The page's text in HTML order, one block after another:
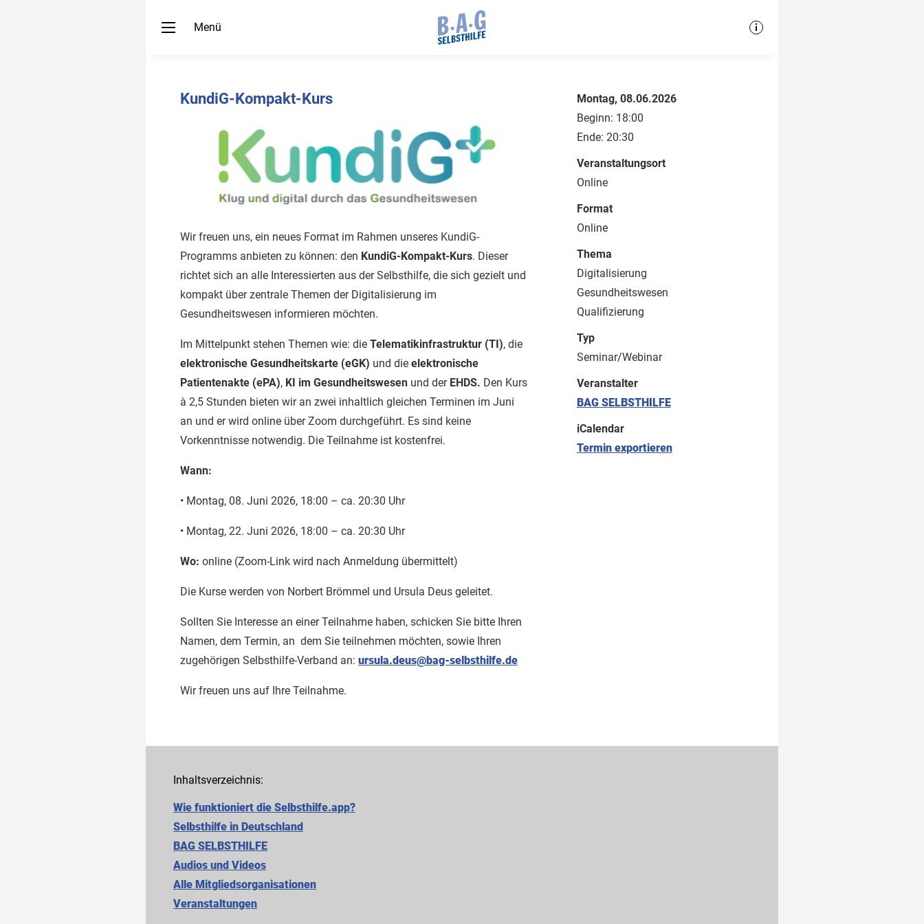
Menü
KundiG-Kompakt-Kurs
Wir freuen uns, ein neues Format im Rahmen unseres KundiG-
Programms anbieten zu können: den KundiG-Kompakt-Kurs. Dieser
richtet sich an alle Interessierten aus der Selbsthilfe, die sich gezielt und
kompakt über zentrale Themen der Digitalisierung im
Gesundheitswesen informieren möchten.
Im Mittelpunkt stehen Themen wie: die Telematikinfrastruktur (TI), die
elektronische Gesundheitskarte (eGK) und die elektronische
Patientenakte (ePA), KI im Gesundheitswesen und der EHDS. Den Kurs
à 2,5 Stunden bieten wir an zwei inhaltlich gleichen Terminen im Juni
an und er wird online über Zoom durchgeführt. Es sind keine
Vorkenntnisse notwendig. Die Teilnahme ist kostenfrei.
Wann:
• Montag, 08. Juni 2026, 18:00 – ca. 20:30 Uhr
• Montag, 22. Juni 2026, 18:00 – ca. 20:30 Uhr
Wo: online (Zoom-Link wird nach Anmeldung übermittelt)
Die Kurse werden von Norbert Brömmel und Ursula Deus geleitet.
Sollten Sie Interesse an einer Teilnahme haben, schicken Sie bitte Ihren
Namen, dem Termin, an dem Sie teilnehmen möchten, sowie Ihren
zugehörigen Selbsthilfe-Verband an: ursula.deus@bag-selbsthilfe.de
Wir freuen uns auf Ihre Teilnahme.
Montag, 08.06.2026
Beginn: 18:00
Ende: 20:30
Veranstaltungsort
Online
Format
Online
Thema
Digitalisierung
Gesundheitswesen
Qualifizierung
Typ
Seminar/Webinar
Veranstalter
BAG SELBSTHILFE
iCalendar
Termin exportieren
Inhaltsverzeichnis:
Wie funktioniert die Selbsthilfe.app?
Selbsthilfe in Deutschland
BAG SELBSTHILFE
Audios und Videos
Alle Mitgliedsorganisationen
Veranstaltungen